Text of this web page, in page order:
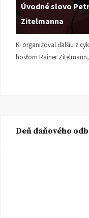
Úvodné slovo
Zitelmanna
KI organizoval ďalšiu z
hosťom Rainer
Deň daňového